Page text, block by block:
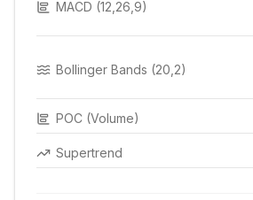
MACD (12,26,9)
Bollinger Bands (20,2)
POC (Volume)
Supertrend